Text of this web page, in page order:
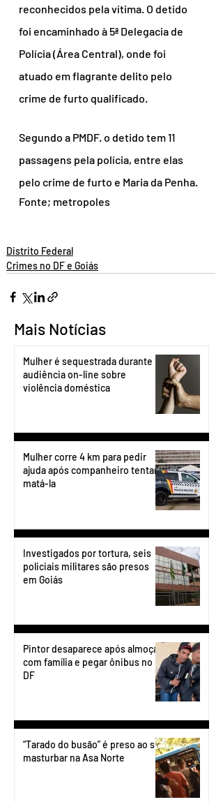
reconhecidos pela vítima. O detido
foi encaminhado à 5ª Delegacia de
Polícia (Área Central), onde foi
atuado em flagrante delito pelo
crime de furto qualificado.
Segundo a PMDF. o detido tem 11
passagens pela polícia, entre elas
pelo crime de furto e Maria da Penha.
Fonte; metropoles
Distrito Federal
Crimes no DF e Goiás
Mais Notícias
Mulher é sequestrada durante
audiência on-line sobre
violência doméstica
Mulher corre 4 km para pedir
ajuda após companheiro tentar
matá-la
Investigados por tortura, seis
policiais militares são presos
em Goiás
Pintor desaparece após almoçar
com família e pegar ônibus no
DF
“Tarado do busão” é preso ao se
masturbar na Asa Norte